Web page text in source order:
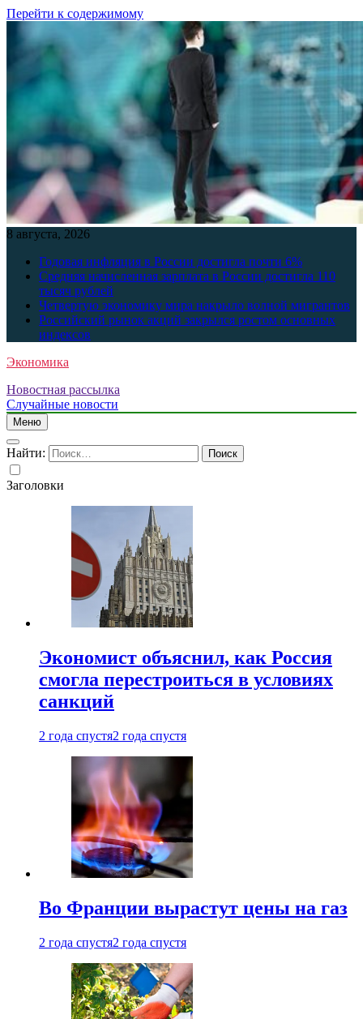
Перейти к содержимому
8 августа, 2026
Годовая инфляция в России достигла почти 6%
Средняя начисленная зарплата в России достигла 110
тысяч рублей
Четвертую экономику мира накрыло волной мигрантов
Российский рынок акций закрылся ростом основных
индексов
Экономика
Новостная рассылка
Случайные новости
Меню
Найти:
Заголовки
Экономист объяснил, как Россия
смогла перестроиться в условиях
санкций
2 года спустя2 года спустя
Во Франции вырастут цены на газ
2 года спустя2 года спустя